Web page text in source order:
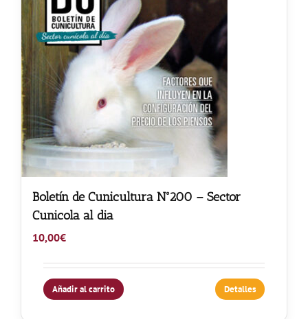
Boletín de Cunicultura Nº200 – Sector
Cunicola al dia
10,00€
Añadir al carrito Detalles